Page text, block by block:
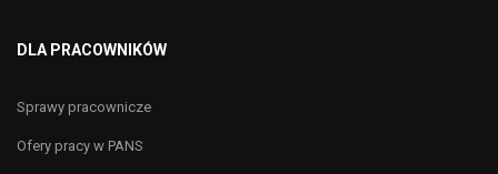
DLA PRACOWNIKÓW
Sprawy pracownicze
Ofery pracy w PANS